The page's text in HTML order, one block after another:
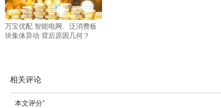
万宝优配 智能电网、泛消费板
块集体异动 背后原因几何？
相关评论
本文评分*